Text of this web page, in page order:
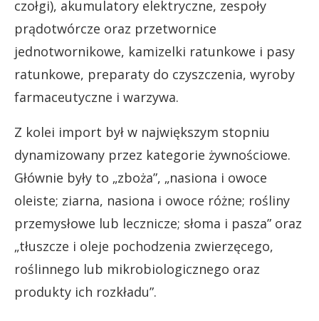
czołgi), akumulatory elektryczne, zespoły
prądotwórcze oraz przetwornice
jednotwornikowe, kamizelki ratunkowe i pasy
ratunkowe, preparaty do czyszczenia, wyroby
farmaceutyczne i warzywa.
Z kolei import był w największym stopniu
dynamizowany przez kategorie żywnościowe.
Głównie były to „zboża”, „nasiona i owoce
oleiste; ziarna, nasiona i owoce różne; rośliny
przemysłowe lub lecznicze; słoma i pasza” oraz
„tłuszcze i oleje pochodzenia zwierzęcego,
roślinnego lub mikrobiologicznego oraz
produkty ich rozkładu”.